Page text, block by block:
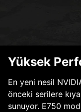
Yüksek
En yeni nesil
önceki serilere
sunuyor. E750